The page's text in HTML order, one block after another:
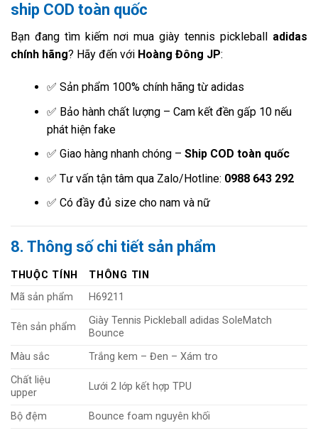
ship COD toàn quốc
Bạn đang tìm kiếm nơi mua giày tennis pickleball adidas
chính hãng? Hãy đến với Hoàng Đông JP:
✅ Sản phẩm 100% chính hãng từ adidas
✅ Bảo hành chất lượng – Cam kết đền gấp 10 nếu
phát hiện fake
✅ Giao hàng nhanh chóng – Ship COD toàn quốc
✅ Tư vấn tận tâm qua Zalo/Hotline: 0988 643 292
✅ Có đầy đủ size cho nam và nữ
8. Thông số chi tiết sản phẩm
THUỘC TÍNH
THÔNG TIN
Mã sản phẩm
H69211
Tên sản phẩm
Giày Tennis Pickleball adidas SoleMatch
Bounce
Màu sắc
Trắng kem – Đen – Xám tro
Chất liệu
upper
Lưới 2 lớp kết hợp TPU
Bộ đệm
Bounce foam nguyên khối